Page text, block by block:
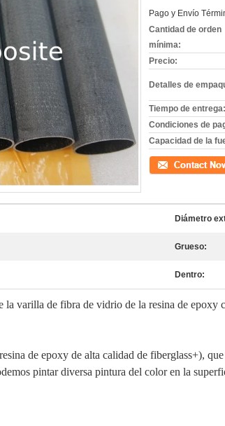
Pago y Envío
Cantidad de orden
mínima:
Precio:
Detalles de
Tiempo de entrega:
Condiciones de
Capacidad de la
Contacto
Diámetro
Grueso:
Dentro:
varilla de fibra de vidrio de la resina de epoxy
de epoxy de alta calidad de fiberglass+),
pintar diversa pintura del color en la